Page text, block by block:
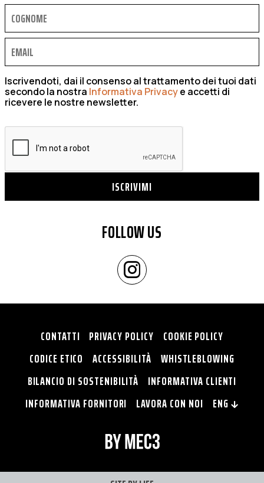
Iscrivendoti, dai il consenso al trattamento dei tuoi dati
secondo la nostra Informativa Privacye accetti di
ricevere le nostre newsletter.
ISCRIVIMI
FOLLOW US
CONTATTI PRIVACY POLICY COOKIE POLICY
CODICE ETICO
ACCESSIBILITÀ WHISTLEBLOWING
BILANCIO DI SOSTENIBILITÀ INFORMATIVA CLIENTI
INFORMATIVA FORNITORI LAVORA CON NOI ENG